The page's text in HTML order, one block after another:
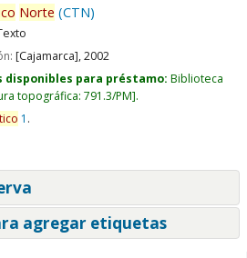
Norte (CTN)
[Cajamarca],2002
disponibles para préstamo: Biblioteca
topográfica: 791.3/PM .
1 .
agregar etiquetas